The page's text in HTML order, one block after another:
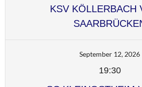
KSV KÖLLERBACH
September 12, 2026
19:30